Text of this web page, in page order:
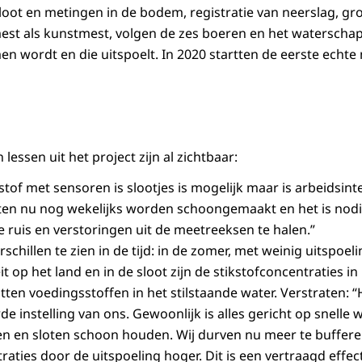
en metingen in de bodem, registratie van neerslag,
als kunstmest, volgen de zes boeren en het
wordt en die uitspoelt. In 2020 startten de eerste echte
lessen uit het project zijn al zichtbaar:
met sensoren is slootjes is mogelijk maar is
nu nog wekelijks worden schoongemaakt en het is
ruis en verstoringen uit de meetreeksen te halen.”
te zien in de tijd: in de zomer, met weinig
op het land en in de sloot zijn de stikstofconcentraties in
voedingsstoffen in het stilstaande water. Verstraten:
instelling van ons. Gewoonlijk is alles gericht op snelle
en sloten schoon houden. Wij durven nu meer te
door de uitspoeling hoger. Dit is een vertraagd